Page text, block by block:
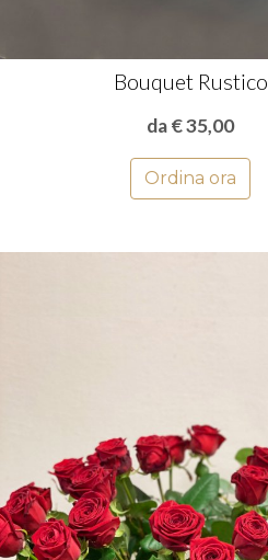
Bouquet Rustico
da € 35,00
Ordina ora